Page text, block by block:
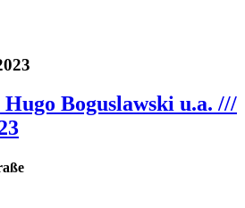
Boguslawski u.a. ///